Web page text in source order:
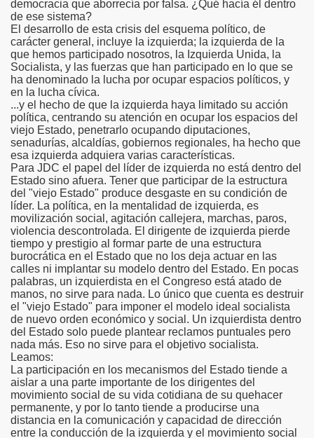
democracia que aborrecía por falsa. ¿Qué hacía él dentro
de ese sistema?
El desarrollo de esta crisis del esquema político, de
carácter general, incluye la izquierda; la izquierda de la
que hemos participado nosotros, la Izquierda Unida, la
Socialista, y las fuerzas que han participado en lo que se
ha denominado la lucha por ocupar espacios políticos, y
en la lucha cívica.
...y el hecho de que la izquierda haya limitado su acción
política, centrando su atención en ocupar los espacios del
viejo Estado, penetrarlo ocupando diputaciones,
senadurías, alcaldías, gobiernos regionales, ha hecho que
esa izquierda adquiera varias características.
Para JDC el papel del líder de izquierda no está dentro del
Estado sino afuera. Tener que participar de la estructura
del "viejo Estado" produce desgaste en su condición de
líder. La política, en la mentalidad de izquierda, es
movilización social, agitación callejera, marchas, paros,
violencia descontrolada. El dirigente de izquierda pierde
tiempo y prestigio al formar parte de una estructura
burocrática en el Estado que no los deja actuar en las
calles ni implantar su modelo dentro del Estado. En pocas
palabras, un izquierdista en el Congreso está atado de
manos, no sirve para nada. Lo único que cuenta es destruir
el "viejo Estado" para imponer el modelo ideal socialista
de nuevo orden económico y social. Un izquierdista dentro
del Estado solo puede plantear reclamos puntuales pero
nada más. Eso no sirve para el objetivo socialista.
Leamos:
La participación en los mecanismos del Estado tiende a
aislar a una parte importante de los dirigentes del
movimiento social de su vida cotidiana de su quehacer
permanente, y por lo tanto tiende a producirse una
distancia en la comunicación y capacidad de dirección
entre la conducción de la izquierda y el movimiento social